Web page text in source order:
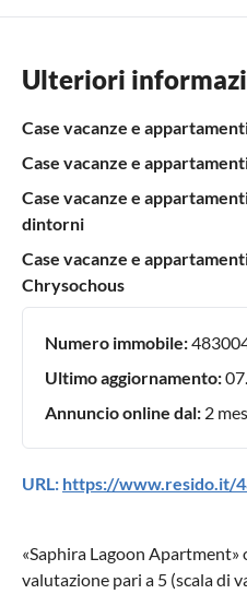
Ulteriori
Case vacanze e
Case vacanze e
Case vacanze e
dintorni
Case vacanze e
Chrysochous
Numero immobile:
Ultimo aggiornamento:
Annuncio online dal: 2
URL: https://www.resido.it/
«Saphira Lagoon Apartment»
valutazione pari a 5 (scala di